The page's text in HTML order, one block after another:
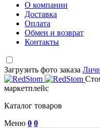
О компании
Доставка
Оплата
Обмен и возврат
Контакты
Загрузить фото заказа
маркетплейс
Каталог товаров
Меню 0 0